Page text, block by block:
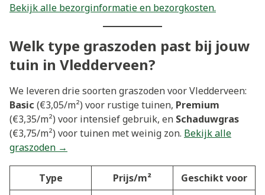
Bekijk alle bezorginformatie en bezorgkosten.
Welk type graszoden past bij jouw
tuin in Vledderveen?
We leveren drie soorten graszoden voor Vledderveen:
Basic (€3,05/m²) voor rustige tuinen, Premium
(€3,35/m²) voor intensief gebruik, en Schaduwgras
(€3,75/m²) voor tuinen met weinig zon. Bekijk alle
graszoden →
Type Prijs/m² Geschikt voor